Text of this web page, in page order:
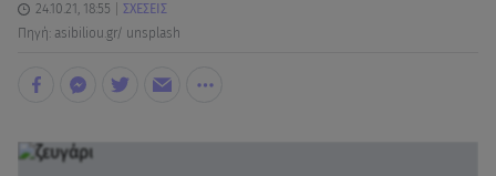
24.10.21, 18:55
ΣΧΕΣΕΙΣ
Πηγή: asibiliou.gr/ unsplash